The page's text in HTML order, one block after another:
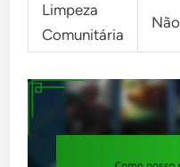
Limpeza
Comunitária
Não